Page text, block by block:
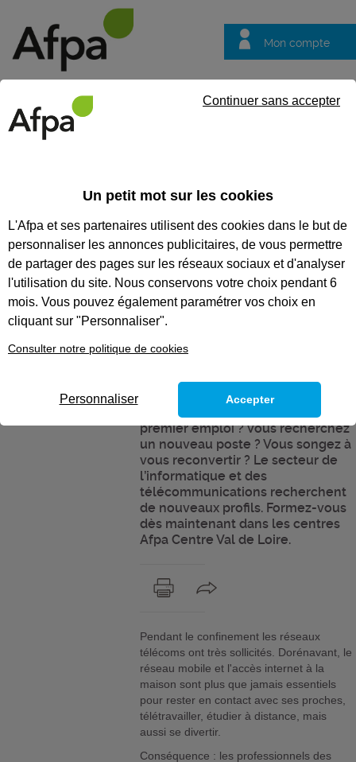
Mon compte
questions
Nos formations parcours
diplômant
L’Afpa Centre Val de
Loire vous forme
aux métiers de
l’informatique et
des
Vous voulez décrocher votre
premier emploi ? Vous recherchez
un nouveau poste ? Vous songez à
vous reconvertir ? Le secteur de
l’informatique et des
télécommunications recherchent
de nouveaux profils. Formez-vous
dès maintenant dans les centres
Afpa Centre Val de Loire.
Pendant le confinement les réseaux
télécoms ont très sollicités. Dorénavant, le
réseau mobile et l'accès internet à la
maison sont plus que jamais essentiels
pour rester en contact avec ses proches,
télétravailler, étudier à distance, mais
aussi se divertir.
Conséquence : les professionnels des
Un petit mot sur les cookies
L'Afpa et ses partenaires utilisent des cookies dans le but de
personnaliser les annonces publicitaires, de vous permettre
de partager des pages sur les réseaux sociaux et d'analyser
l'utilisation du site. Nous conservons votre choix pendant 6
mois. Vous pouvez également paramétrer vos choix en
cliquant sur "Personnaliser".
Consulter notre politique de cookies
Continuer sans accepter
Personnaliser Accepter